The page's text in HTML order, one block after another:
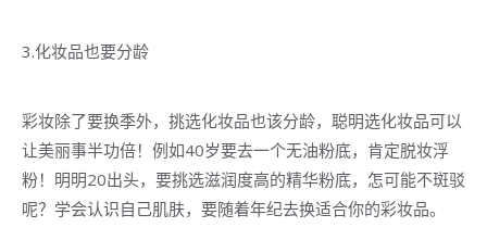
3.化妆品也要分龄
彩妆除了要换季外，挑选化妆品也该分龄，聪明选化妆品可以
让美丽事半功倍！例如40岁要去一个无油粉底，肯定脱妆浮
粉！明明20出头，要挑选滋润度高的精华粉底，怎可能不斑驳
呢？学会认识自己肌肤，要随着年纪去换适合你的彩妆品。